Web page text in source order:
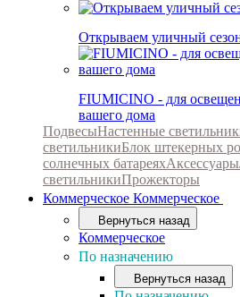
Открываем уличный
FIUMICINO - для
вашего дома
ПодвесыНастенные
светильникиБлок штекерных
солнечных батареяхАксессуары
светильникиПрожекторы
Коммерческое Коммерческое
Вернуться назад
Коммерческое
По назначению
Вернуться назад